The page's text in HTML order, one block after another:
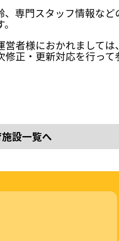
専門スタッフ情報な
者様におかれまして
正・更新対応を行って
設一覧へ